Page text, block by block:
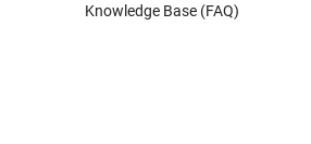
Übersicht
Weitere Themen
Tastaturkürzel
Übersicht
Knowledge Base (FAQ)